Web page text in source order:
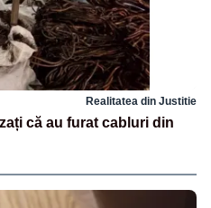
Realitatea din Justitie
că au furat cabluri din